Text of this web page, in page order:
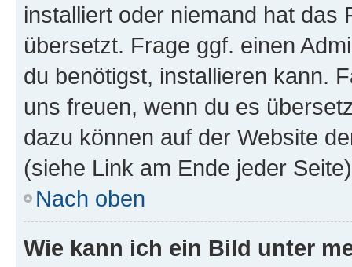
installiert oder niemand hat das
übersetzt. Frage ggf. einen
du benötigst, installieren kann.
uns freuen, wenn du es
dazu können auf der Website
(siehe Link am Ende jeder
Nach oben
Wie kann ich ein Bild unter